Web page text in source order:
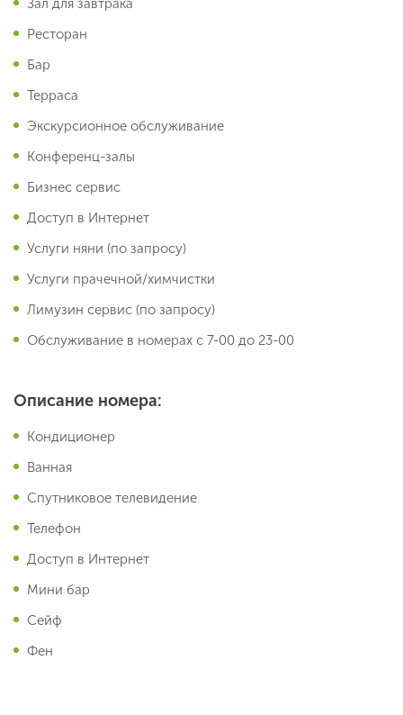
Ресторан
Бар
Терраса
Экскурсионное обслуживание
Конференц-залы
Бизнес сервис
Доступ в Интернет
Услуги няни (по запросу)
Услуги прачечной/химчистки
Лимузин сервис (по запросу)
Обслуживание в номерах с 7-00 до 23-00
Описание номера:
Кондиционер
Ванная
Спутниковое телевидение
Телефон
Доступ в Интернет
Мини бар
Сейф
Фен